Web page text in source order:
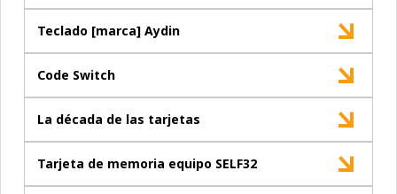
Teclado [marca] Aydin
Code Switch
La década de las tarjetas
Tarjeta de memoria equipo SELF32